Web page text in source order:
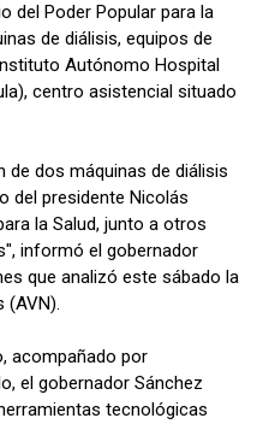
del Poder Popular para la
de diálisis, equipos de
Autónomo Hospital
centro asistencial situado
de dos máquinas de diálisis
del presidente Nicolás
la Salud, junto a otros
informó el gobernador
que analizó este sábado la
(AVN).
acompañado por
el gobernador Sánchez
tecnológicas